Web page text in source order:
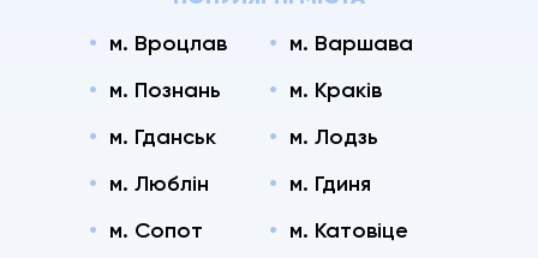
м. Вроцлав
м. Варшава
м. Познань
м. Краків
м. Гданськ
м. Лодзь
м. Люблін
м. Гдиня
м. Сопот
м. Катовіце